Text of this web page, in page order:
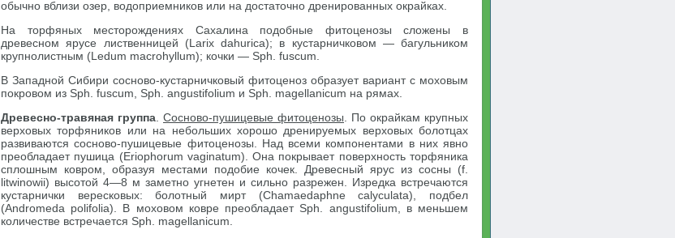
обычно вблизи озер, водоприемников или на достаточно дренированных окрайках.
На торфяных месторождениях Сахалина подобные фитоценозы сложены в
древесном ярусе лиственницей (Larix dahurica); в кустарничковом — багульником
крупнолистным (Ledum macrohyllum); кочки — Sph. fuscum.
В Западной Сибири сосново-кустарничковый фитоценоз образует вариант с моховым
покровом из Sph. fuscum, Sph. angustifolium и Sph. magellanicum на рямах.
Древесно-травяная группа Сосново-пушицевые фитоценозы . По окрайкам крупных
верховых торфяников или на небольших хорошо дренируемых верховых болотцах
развиваются сосново-пушицевые фитоценозы. Над всеми компонентами в них явно
преобладает пушица (Eriophorum vaginatum). Она покрывает поверхность торфяника
сплошным ковром, образуя местами подобие кочек. Древесный ярус из сосны (f.
litwinowii) высотой 4—8 м заметно угнетен и сильно разрежен. Изредка встречаются
кустарнички вересковых: болотный мирт (Chamaedaphne calyculata), подбел
(Andromeda polifolia). В моховом ковре преобладает Sph. angustifolium, в меньшем
количестве встречается Sph. magellanicum.